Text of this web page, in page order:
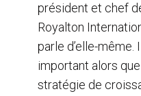
président et chef
Royalton
parle d’elle-même.
important alors
stratégie de